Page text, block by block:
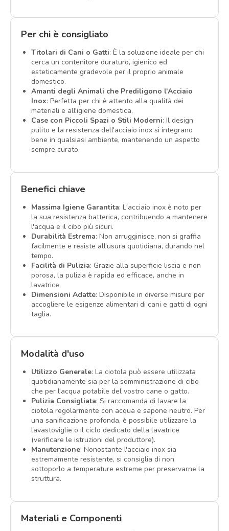
Per chi è consigliato
Titolari di Cani o Gatti: È la soluzione ideale per chi
cerca un contenitore duraturo, igienico ed
esteticamente gradevole per il proprio animale
domestico.
Amanti degli Animali che Prediligono l'Acciaio
Inox: Perfetta per chi è attento alla qualità dei
materiali e all'igiene domestica.
Case con Piccoli Spazi o Stili Moderni: Il design
pulito e la resistenza dell'acciaio inox si integrano
bene in qualsiasi ambiente, mantenendo un aspetto
sempre curato.
Benefici chiave
Massima Igiene Garantita: L'acciaio inox è noto per
la sua resistenza batterica, contribuendo a mantenere
l'acqua e il cibo più sicuri.
Durabilità Estrema: Non arrugginisce, non si graffia
facilmente e resiste all'usura quotidiana, durando nel
tempo.
Facilità di Pulizia: Grazie alla superficie liscia e non
porosa, la pulizia è rapida ed efficace, anche in
lavatrice.
Dimensioni Adatte: Disponibile in diverse misure per
accogliere le esigenze alimentari di cani e gatti di ogni
taglia.
Modalità d'uso
Utilizzo Generale: La ciotola può essere utilizzata
quotidianamente sia per la somministrazione di cibo
che per l'acqua potabile del vostro cane o gatto.
Pulizia Consigliata: Si raccomanda di lavare la
ciotola regolarmente con acqua e sapone neutro. Per
una sanificazione profonda, è possibile utilizzare la
lavastoviglie o il ciclo dedicato della lavatrice
(verificare le istruzioni del produttore).
Manutenzione: Nonostante l'acciaio inox sia
estremamente resistente, si consiglia di non
sottoporlo a temperature estreme per preservarne la
struttura.
Materiali e Componenti